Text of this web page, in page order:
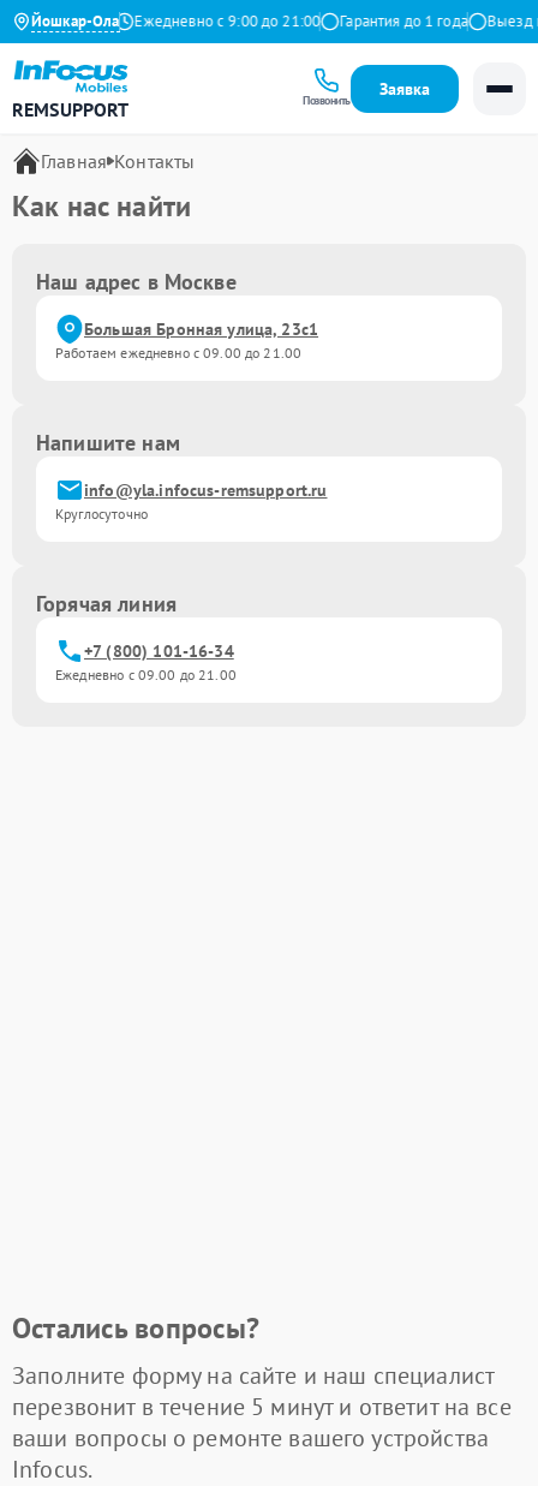
Йошкар-Ола
4.9 на Яндекс Ежедневно с 9:00 до 21:00 Гарантия до 1 года Выезд
REMSUPPORT Позвонить
Заявка
Главная Контакты
Как нас найти
Наш адрес в Москве
Большая Бронная улица, 23с1
Работаем ежедневно с 09.00 до 21.00
Напишите нам
info@yla.infocus-remsupport.ru
Круглосуточно
Горячая линия
+7 (800) 101-16-34
Ежедневно с 09.00 до 21.00
Остались вопросы?
Заполните форму на сайте и наш специалист
перезвонит в течение 5 минут и ответит на все
ваши вопросы о ремонте вашего устройства
Infocus.